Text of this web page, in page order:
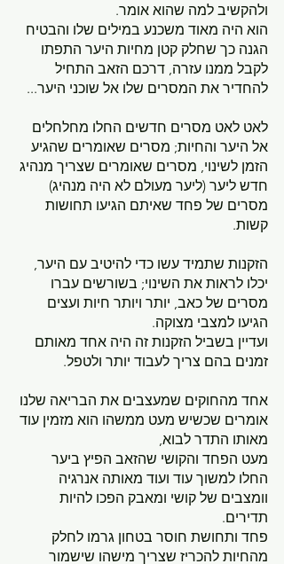
ולהקשיב למה שהוא אומר.
הוא היה מאוד משכנע במילים שלו והבטיח
הגנה כך שחלק קטן מחיות היער התפתו
לקבל ממנו עזרה, דרכם הזאב התחיל
להחדיר את המסרים שלו אל שוכני היער...
לאט לאט מסרים חדשים החלו מחלחלים
אל היער והחיות; מסרים שאומרים שהגיע
הזמן לשינוי, מסרים שאומרים שצריך מנהיג
חדש ליער (ליער מעולם לא היה מנהיג)
מסרים של פחד שאיתם הגיעו תחושות
קשות.
הזקנות שתמיד עשו כדי להיטיב עם היער,
יכלו לראות את השינוי; בשורשים עברו
מסרים של כאב, יותר ויותר חיות ועצים
הגיעו למצבי מצוקה.
ועדיין בשביל הזקנות זה היה אחד מאותם
זמנים בהם צריך לעבוד יותר ולטפל.
אחד מהחוקים שמעצבים את הבריאה שלנו
אומרים שכשיש מעט ממשהו הוא מזמין עוד
מאותו התדר לבוא,
מעט הפחד והקושי שהזאב הפיץ ביער
החלו למשוך עוד ועוד מאותה אנרגיה
וומצבים של קושי ומאבק הפכו להיות
תדירים.
פחד ותחושת חוסר בטחון גרמו לחלק
מהחיות להכריז שצריך מישהו שישמור